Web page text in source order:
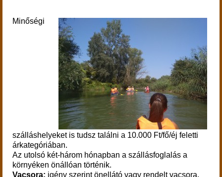
Minőségi
szálláshelyeket is tudsz találni a 10.000 Ft/fő/éj feletti
árkategóriában.
Az utolsó két-három hónapban a szállásfoglalás a
környéken önállóan történik.
Vacsora: igény szerint önellátó vagy rendelt vacsora.